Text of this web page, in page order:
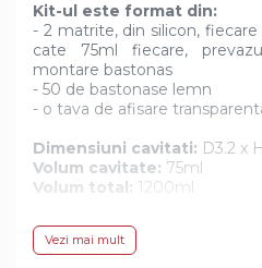
Kit-ul este format din:
- 2 matrite, din silicon,
cate 75ml fiecare,
montare bastonas
- 50 de bastonase lemn
- o tava de afisare
Dimensiuni cavitati: D3.2 x
Volum cavitate: 75ml
Volum total: 1200ml
Forma are grad mare de
perfecta extragere a
Vezi mai mult